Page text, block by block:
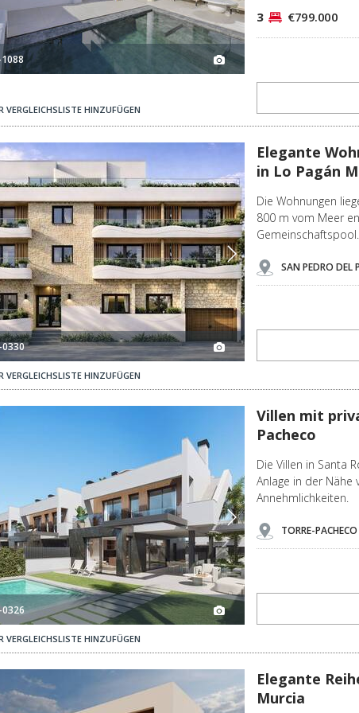
3 €799.000
VERGLEICHSLISTE HINZUFÜGEN
Murcia 2
Elegante Wohnungen Nur 800 M Vom Meer Entfernt In Lo Pagán Murcia 3
0330
Elegante
in Lo Pagán
Die Wohnungen
800 m vom Meer
Gemeinschaftspool.
SAN PEDRO DEL
VERGLEICHSLISTE HINZUFÜGEN
Villen Mit Privatem Pool In Meeresnähe In Torre-pacheco 3
0326
Villen mit
Pacheco
Die Villen in Santa
Anlage in der Nähe
Annehmlichkeiten.
TORRE-
VERGLEICHSLISTE HINZUFÜGEN
Elegante Reihenhäuser In Strandnähe In San Javier, Murcia 3Elegante
Murcia